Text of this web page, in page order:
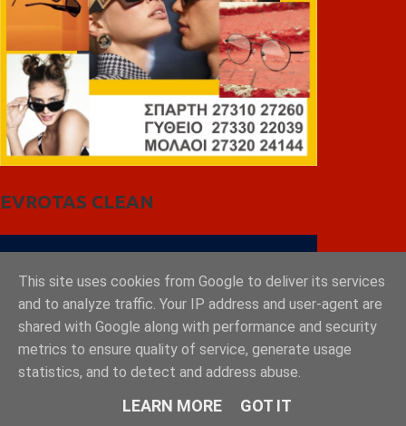
EVROTAS CLEAN
This site uses cookies from Google to deliver its services
and to analyze traffic. Your IP address and user-agent are
shared with Google along with performance and security
metrics to ensure quality of service, generate usage
statistics, and to detect and address abuse.
LEARN MORE GOT IT